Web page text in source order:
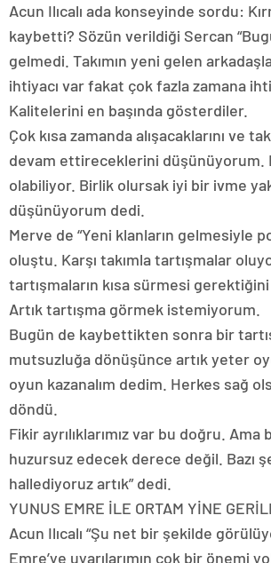
Acun Ilıcalı ada konseyinde sordu:
kaybetti? Sözün verildiği Sercan
gelmedi. Takımın yeni gelen
ihtiyacı var fakat çok fazla zamana
Kalitelerini en başında gösterdiler.
Çok kısa zamanda alışacaklarını ve
devam ettireceklerini düşünüyorum.
olabiliyor. Birlik olursak iyi bir ivme
düşünüyorum dedi.
Merve de “Yeni klanların gelmesiyle
oluştu. Karşı takımla tartışmalar
tartışmaların kısa sürmesi
Artık tartışma görmek istemiyorum.
Bugün de kaybettikten sonra bir
mutsuzluğa dönüşünce artık yeter
oyun kazanalım dedim. Herkes sağ
döndü.
Fikir ayrılıklarımız var bu doğru. Ama
huzursuz edecek derece değil. Bazı
hallediyoruz artık” dedi.
YUNUS EMRE İLE ORTAM YİNE
Acun Ilıcalı “Şu net bir şekilde
Emre’ye uyarılarımın çok bir önemi